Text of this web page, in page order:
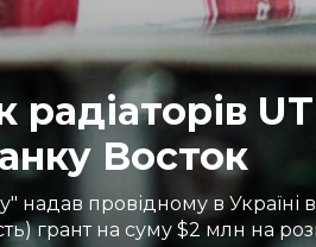
Восток
надав провідному в
грант на суму $2 млн на